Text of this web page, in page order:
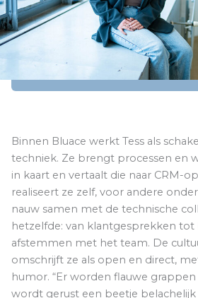
Binnen Bluace werkt Tess als
techniek. Ze brengt processen en
in kaart en vertaalt die naar CRM-
realiseert ze zelf, voor andere
nauw samen met de technische
hetzelfde: van klantgesprekken
afstemmen met het team. De
omschrijft ze als open en direct,
humor. “Er worden flauwe
wordt gerust een beetje